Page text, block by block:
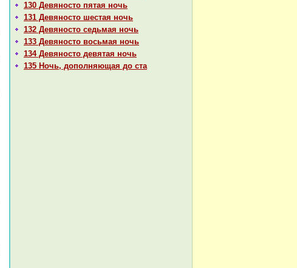
130 Девяносто пятая ночь
131 Девяносто шестая ночь
132 Девяносто седьмая ночь
133 Девяносто восьмая ночь
134 Девяносто девятая ночь
135 Ночь, дополняющая до ста